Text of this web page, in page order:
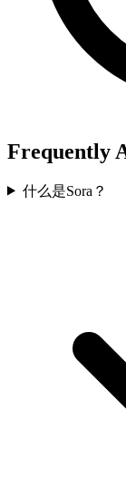
Frequently
什么是Sora？